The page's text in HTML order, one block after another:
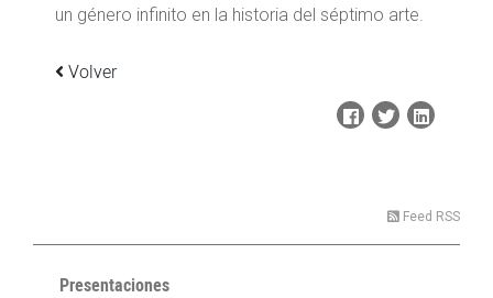
un género infinito en la historia del séptimo arte.
Volver
Feed RSS
Presentaciones